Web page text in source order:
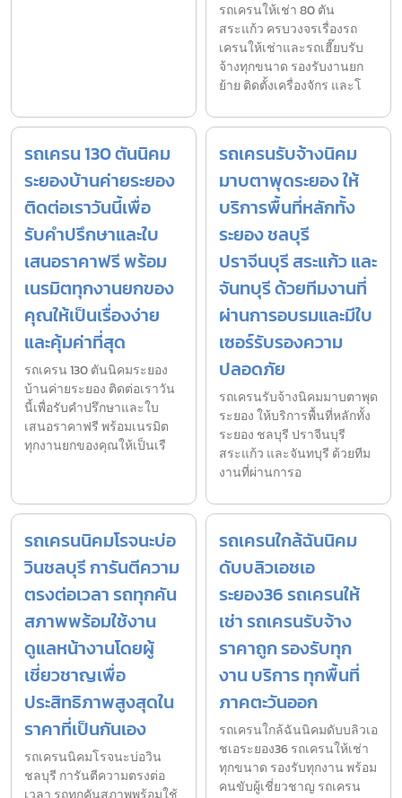
รถเครนให้เช่า 80 ตัน
สระแก้ว ครบวงจรเรื่องรถ
เครนให้เช่าและรถเฮี๊ยบรับ
จ้างทุกขนาด รองรับงานยก
ย้าย ติดตั้งเครื่องจักร และโ
รถเครน 130 ตันนิคม
ระยองบ้านค่ายระยอง
ติดต่อเราวันนี้เพื่อ
รับคำปรึกษาและใบ
เสนอราคาฟรี พร้อม
เนรมิตทุกงานยกของ
คุณให้เป็นเรื่องง่าย
และคุ้มค่าที่สุด
รถเครน 130 ตันนิคมระยอง
บ้านค่ายระยอง ติดต่อเราวัน
นี้เพื่อรับคำปรึกษาและใบ
เสนอราคาฟรี พร้อมเนรมิต
ทุกงานยกของคุณให้เป็นเรื
รถเครนรับจ้างนิคม
มาบตาพุดระยอง ให้
บริการพื้นที่หลักทั้ง
ระยอง ชลบุรี
ปราจีนบุรี สระแก้ว และ
จันทบุรี ด้วยทีมงานที่
ผ่านการอบรมและมีใบ
เซอร์รับรองความ
ปลอดภัย
รถเครนรับจ้างนิคมมาบตาพุด
ระยอง ให้บริการพื้นที่หลักทั้ง
ระยอง ชลบุรี ปราจีนบุรี
สระแก้ว และจันทบุรี ด้วยทีม
งานที่ผ่านการอ
รถเครนนิคมโรจนะบ่อ
วินชลบุรี การันตีความ
ตรงต่อเวลา รถทุกคัน
สภาพพร้อมใช้งาน
ดูแลหน้างานโดยผู้
เชี่ยวชาญเพื่อ
ประสิทธิภาพสูงสุดใน
ราคาที่เป็นกันเอง
รถเครนนิคมโรจนะบ่อวิน
ชลบุรี การันตีความตรงต่อ
รถเครนใกล้ฉันนิคม
ดับบลิวเอชเอ
ระยอง36 รถเครนให้
เช่า รถเครนรับจ้าง
ราคาถูก รองรับทุก
งาน บริการ ทุกพื้นที่
ภาคตะวันออก
รถเครนใกล้ฉันนิคมดับบลิวเอ
ชเอระยอง36 รถเครนให้เช่า
ทุกขนาด รองรับทุกงาน พร้อม
คนขับผู้เชี่ยวชาญ รถเครน